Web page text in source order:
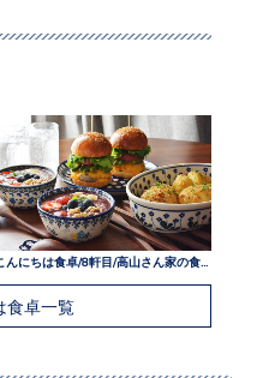
食卓一覧